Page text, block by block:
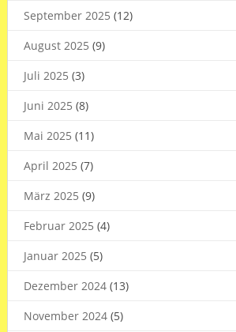
September 2025 (12)
August 2025 (9)
Juli 2025 (3)
Juni 2025 (8)
Mai 2025 (11)
April 2025 (7)
März 2025 (9)
Februar 2025 (4)
Januar 2025 (5)
Dezember 2024(13)
November 2024(5)